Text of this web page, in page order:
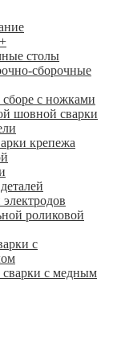
+
столы
сборочные
с ножками
шовной сварки
крепежа
роликовой
с
сварки с медным